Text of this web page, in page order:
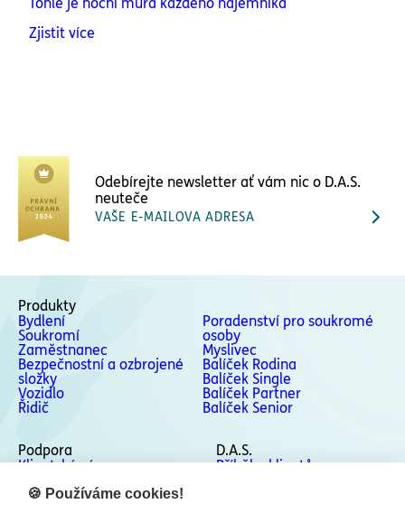
Zjistit více
Odebírejte newsletter ať vám nic o D.A.S.
neuteče
VAŠE E-MAILOVA ADRESA
Produkty
Bydlení
Soukromí
Zaměstnanec
Bezpečnostní a ozbrojené
složky
Vozidlo
Řidič
Poradenství pro soukromé
osoby
Myslivec
Balíček Rodina
Balíček Single
Balíček Partner
Balíček Senior
Podpora
Klientská zóna
Odstoupení od smlouvy
D.A.S.
Příběhy klientů
🍪 Používáme cookies!